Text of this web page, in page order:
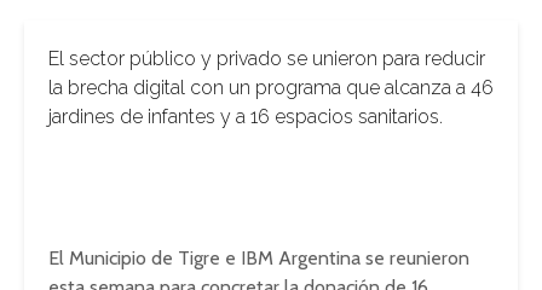
El sector público y privado se unieron para reducir
la brecha digital con un programa que alcanza a 46
jardines de infantes y a 16 espacios sanitarios.
El Municipio de Tigre e IBM Argentina se reunieron